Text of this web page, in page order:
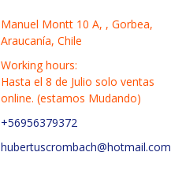
Manuel Montt 10 A, , Gorbea,
Araucanía, Chile
Working hours:
Hasta el 8 de Julio solo ventas
online. (estamos Mudando)
+56956379372
hubertuscrombach@hotmail.com